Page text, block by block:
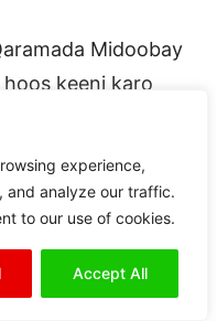
experience,
and analyze our traffic.
to our use of cookies.
Accept All
Midoobay
keeni karo
Sida
isticmaali karo
Midoobay,
kale waxaa lagu